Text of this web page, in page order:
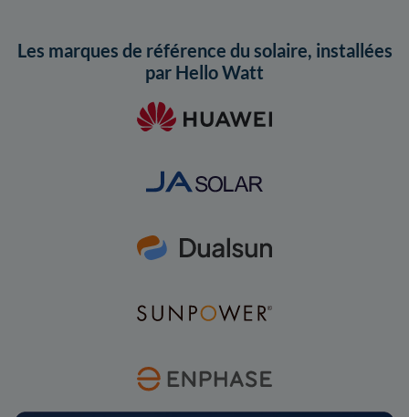
Les marques de référence du solaire, installées
par Hello Watt